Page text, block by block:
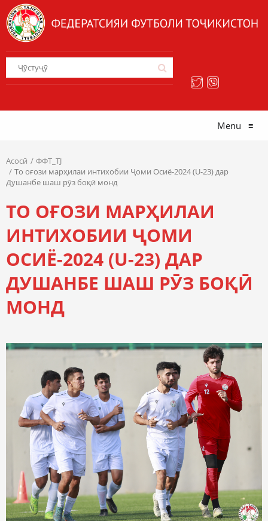
Menu ≡
Асосӣ
ФФТ_TJ
То оғози марҳилаи интихобии Ҷоми Осиё-2024 (U-23) дар
Душанбе шаш рӯз боқӣ монд
ТО ОҒОЗИ МАРҲИЛАИ
ИНТИХОБИИ ҶОМИ
ОСИЁ-2024 (U-23) ДАР
ДУШАНБЕ ШАШ РӮЗ БОҚӢ
МОНД